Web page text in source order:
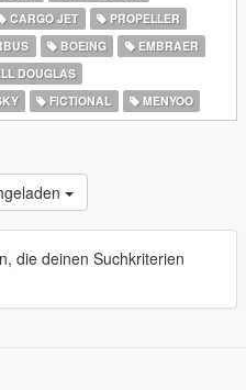
CARGO JET
PROPELLER
BOEING
EMBRAER
DOUGLAS
FICTIONAL MENYOO
die deinen Suchkriterien